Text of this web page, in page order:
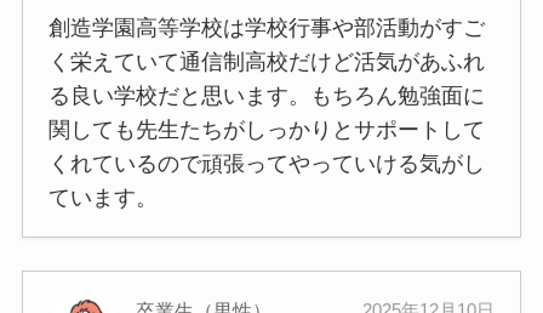
創造学園高等学校は学校行事や部活動がすご
く栄えていて通信制高校だけど活気があふれ
る良い学校だと思います。もちろん勉強面に
関しても先生たちがしっかりとサポートして
くれているので頑張ってやっていける気がし
ています。